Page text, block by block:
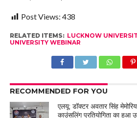
Post Views: 438
RELATED ITEMS: LUCKNOW
UNIVERSITY WEBINAR
RECOMMENDED FOR YOU
एलयू: डॉक्टर अवतार सिंह
काउंसलिंग प्रतियोगिता का हुआ